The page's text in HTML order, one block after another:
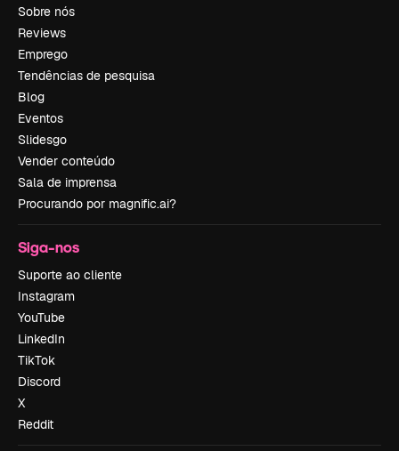
Sobre nós
Reviews
Emprego
Tendências de pesquisa
Blog
Eventos
Slidesgo
Vender conteúdo
Sala de imprensa
Procurando por magnific.ai?
Siga-nos
Suporte ao cliente
Instagram
YouTube
LinkedIn
TikTok
Discord
X
Reddit